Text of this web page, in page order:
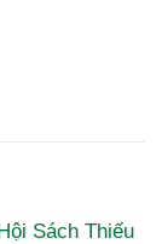
Sách Thiếu